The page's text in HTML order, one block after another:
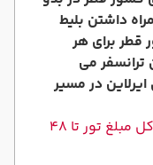
داشتن بلیط
قطر برای هر
ترانسفر می
در مسیر
در صورت بسته شدن مرز هوایی کل مبلغ تور تا 48